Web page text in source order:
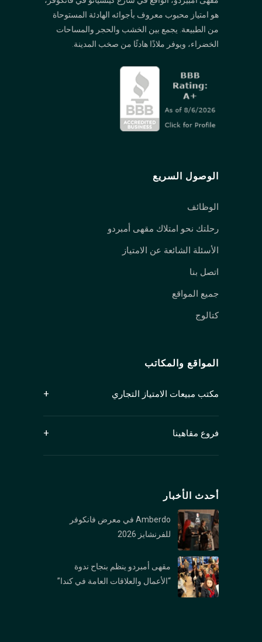
هو امتياز محبوب معروف بأجوائه الهادئة المستوحاة
من الطبيعة. يجمع بين الخشب والحجر والمساحات
الخضراء، ويوفر ملاذًا هادئًا من صخب المدينة.
الوصول السريع
الوظائف
رحلتك نحو امتلاك مقهى أمبردو
الأسئلة الشائعة عن الامتياز
اتصل بنا
جميع المواقع
كتالوج
المواقع والمكاتب
مكتب مبيعات الامتياز التجاري
جناح 1250، 409 شارع جرانفيل
فانكوفر، كولومبيا البريطانية V6C 1T2
فروع مقاهينا
الفرع الرئيسي (كيتسيلانو): 2678 W 4th Ave,
North Vancouver, BC V7P 1M4
فرع بورارد : 1306 Burrard St., Vancouver, BC V6Z
2B8
فرع وست جورجیا : 1306 1328 W Georgia St,
Vancouver, BC V6E 4R9
أحدث الأخبار
Amberdo في معرض فانكوفر
للفرنشايز 2026
مقهى أمبردو ينظم بنجاح ندوة
“الأعمال والعلاقات العامة في كندا”